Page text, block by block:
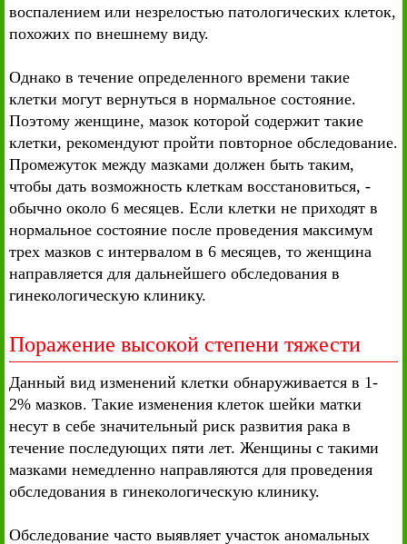
воспалением или незрелостью патологических клеток,
похожих по внешнему виду.
Однако в течение определенного времени такие
клетки могут вернуться в нормальное состояние.
Поэтому женщине, мазок которой содержит такие
клетки, рекомендуют пройти повторное обследование.
Промежуток между мазками должен быть таким,
чтобы дать возможность клеткам восстановиться, -
обычно около 6 месяцев. Если клетки не приходят в
нормальное состояние после проведения максимум
трех мазков с интервалом в 6 месяцев, то женщина
направляется для дальнейшего обследования в
гинекологическую клинику.
Поражение высокой степени тяжести
Данный вид изменений клетки обнаруживается в 1-
2% мазков. Такие изменения клеток шейки матки
несут в себе значительный риск развития рака в
течение последующих пяти лет. Женщины с такими
мазками немедленно направляются для проведения
обследования в гинекологическую клинику.
Обследование часто выявляет участок аномальных